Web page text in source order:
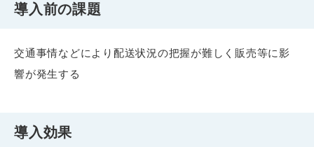
導入前の課題
交通事情などにより配送状況の把握が難しく販売等に影
響が発生する
導入効果